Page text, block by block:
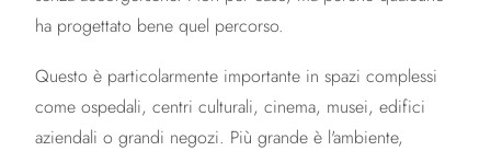
ha progettato bene quel percorso.
Questo è particolarmente importante in spazi complessi
come ospedali, centri culturali, cinema, musei, edifici
aziendali o grandi negozi. Più grande è l'ambiente,